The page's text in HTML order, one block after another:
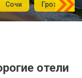
Сочи Грозный
отели